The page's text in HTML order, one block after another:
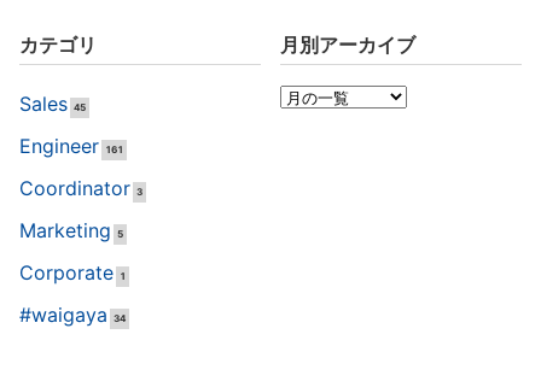
カテゴリ
Sales 45
Engineer 161
Coordinator 3
Marketing 5
Corporate 1
#waigaya 34
月別アーカイブ